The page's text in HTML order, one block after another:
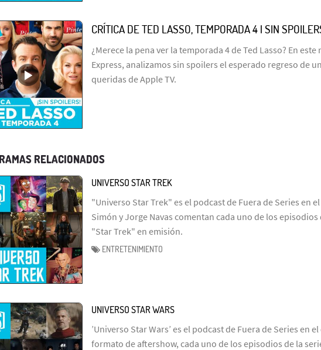
CRÍTICA DE TED LASSO, TEMPORADA 4 | SIN
¿Merece la pena ver la temporada 4 de Ted Lasso? En este
Express, analizamos sin spoilers el esperado regreso de
queridas de Apple TV.
RELACIONADOS
UNIVERSO STAR TREK
"Universo Star Trek" es el podcast de Fuera de Series en
Simón y Jorge Navas comentan cada uno de los
"Star Trek" en emisión.
ENTRETENIMIENTO
UNIVERSO STAR WARS
’Universo Star Wars’ es el podcast de Fuera de Series en
formato de aftershow, cada uno de los episodios de la